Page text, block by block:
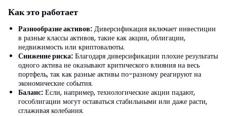
Как это работает
Разнообразие активов: Диверсификация включает инвестиции
в разные классы активов, такие как акции, облигации,
недвижимость или криптовалюты.
Снижение риска: Благодаря диверсификации плохие результаты
одного актива не оказывают критического влияния на весь
портфель, так как разные активы по-разному реагируют на
экономические события.
Баланс: Если, например, технологические акции падают,
гособлигации могут оставаться стабильными или даже расти,
сглаживая колебания.